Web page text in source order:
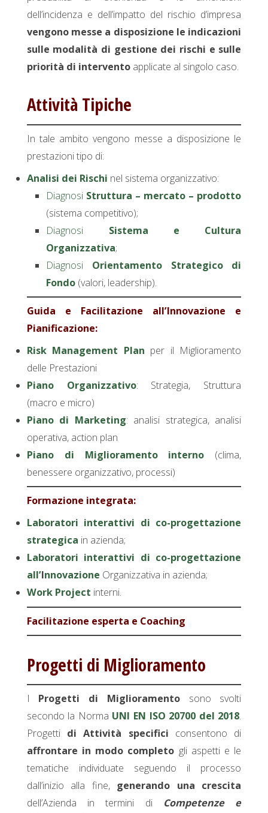
dell’incidenza e dell’impatto del rischio d’impresa
vengono messe a disposizione le indicazioni
sulle modalità di gestione dei rischi e sulle
priorità di interventoapplicate al singolo caso.
Attività Tipiche
In tale ambito vengono messe a disposizione le
prestazioni tipo di:
Analisi dei Rischi nel sistema organizzativo:
Diagnosi Struttura – mercato – prodotto
(sistema competitivo);
Diagnosi Sistema e Cultura
Organizzativa;
Diagnosi Orientamento Strategico di
Fondo (valori, leadership).
Guida e Facilitazione all’Innovazione e
Pianificazione:
Risk Management Plan per il Miglioramento
delle Prestazioni
Piano Organizzativo: Strategia, Struttura
(macro e micro)
Piano di Marketing: analisi strategica, analisi
operativa, action plan
Piano di Miglioramento interno (clima,
benessere organizzativo, processi)
Formazione integrata:
Laboratori interattivi di co-progettazione
strategica in azienda;
Laboratori interattivi di co-progettazione
all’Innovazione Organizzativa in azienda;
Work Project interni.
Facilitazione esperta e Coaching
Progetti di Miglioramento
I Progetti di Miglioramentosono svolti
secondo la Norma UNI EN ISO 20700 del 2018.
Progettidi Attività specifici consentono di
affrontare in modo completo gli aspetti e le
tematiche individuate seguendo il processo
dall’inizio alla fine, generando una crescita
dell’Azienda in termini di Competenze e